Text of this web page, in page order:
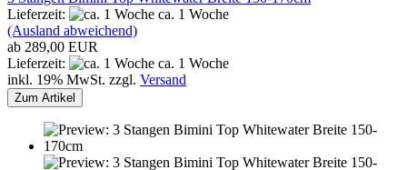
Lieferzeit:
ca. 1 Woche
(Ausland abweichend)
ab 289,00 EUR
Lieferzeit:
ca. 1 Woche
inkl. 19% MwSt. zzgl. Versand
Zum Artikel